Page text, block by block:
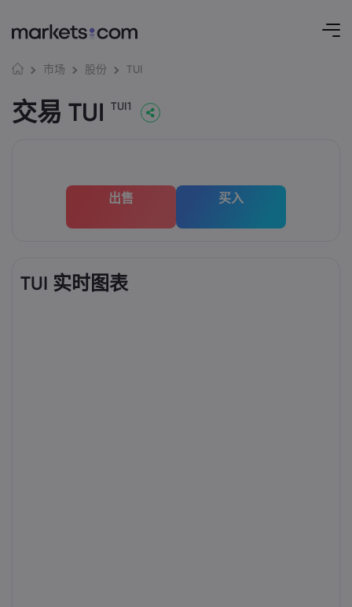
市场 股份 TUI
交易 TUI TUI1
出售 买入
TUI 实时图表